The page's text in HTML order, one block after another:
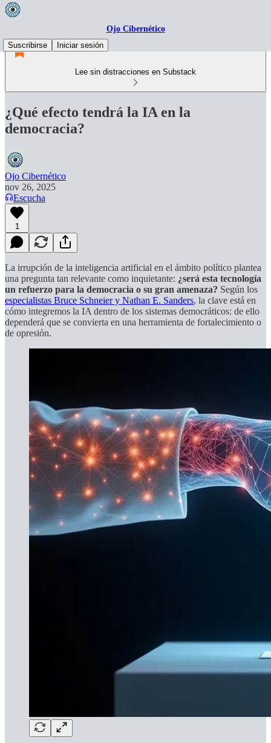
Ojo Cibernético
Suscribirse
Iniciar sesión
Lee sin distracciones en Substack
¿Qué efecto tendrá la IA en la
democracia?
Ojo Cibernético
nov 26, 2025
Escucha
1
La irrupción de la inteligencia artificial en el ámbito político plantea
una pregunta tan relevante como inquietante: ¿será esta tecnología
un refuerzo para la democracia o su gran amenaza? Según los
especialistas Bruce Schneier y Nathan E. Sanders, la clave está en
cómo integremos la IA dentro de los sistemas democráticos: de ello
dependerá que se convierta en una herramienta de fortalecimiento o
de opresión.